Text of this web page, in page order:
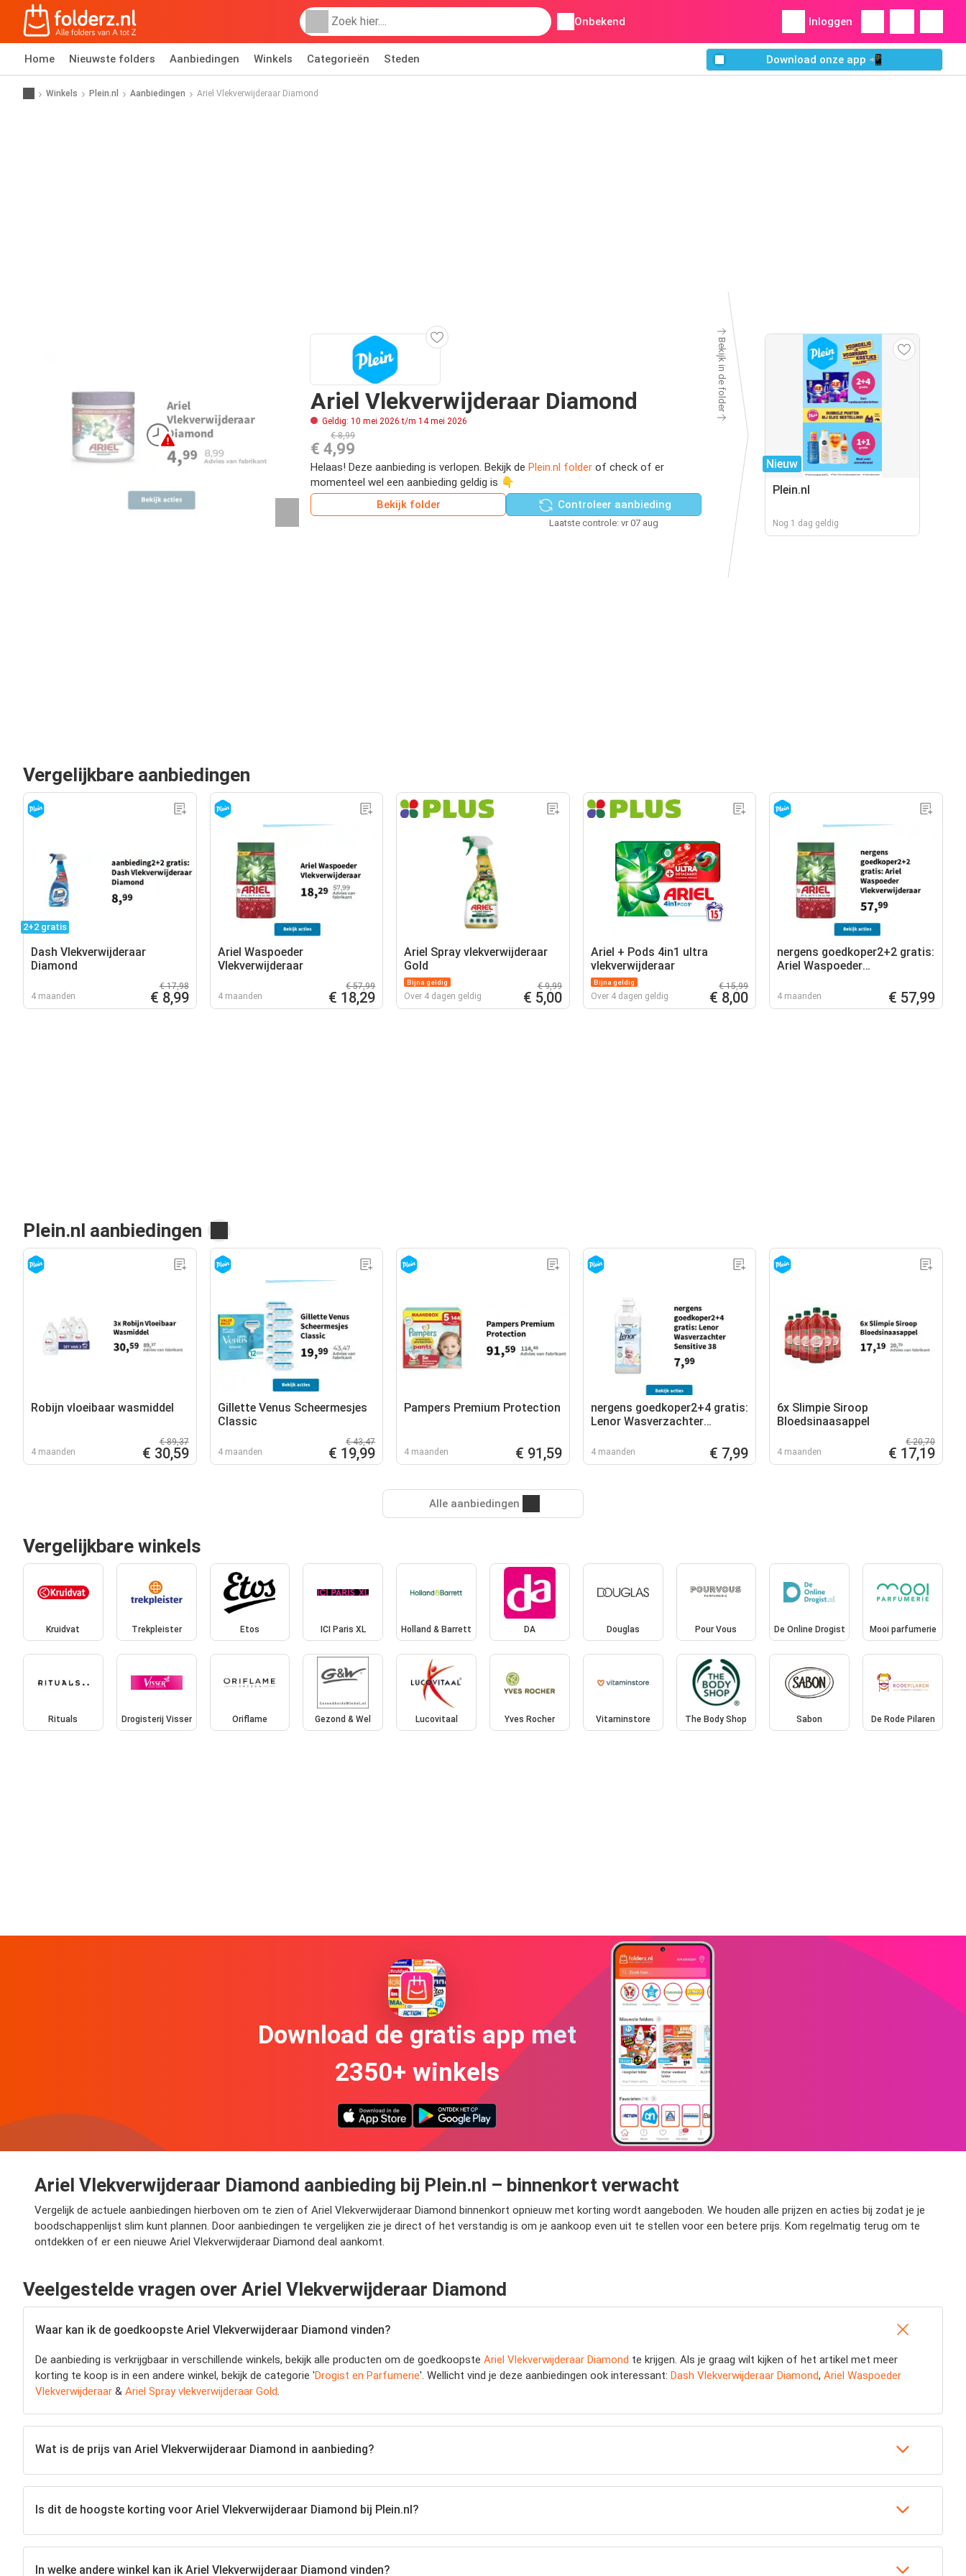
Onbekend Inloggen
Home Nieuwste folders Aanbiedingen Winkels Categorieën Steden Download onze app 📲
Winkels Plein.nl Aanbiedingen Ariel Vlekverwijderaar Diamond
Ariel Vlekverwijderaar Diamond
Geldig: 10 mei 2026 t/m 14 mei 2026
€ 8,99
€ 4,99
Helaas! Deze aanbieding is verlopen. Bekijk de Plein.nl folder of check of er
momenteel wel een aanbieding geldig is 👇
Bekijk folder
Controleer aanbieding
Laatste controle: vr 07 aug
Bekijk in de folder
Nieuw
Plein.nl
Nog 1 dag geldig
Vergelijkbare aanbiedingen
2+2 gratis
Dash Vlekverwijderaar
Diamond
4 maanden
€ 17,98
€ 8,99
Ariel Waspoeder
Vlekverwijderaar
4 maanden
€ 57,99
€ 18,29
Ariel Spray vlekverwijderaar
Gold
Bijna geldig
Over 4 dagen geldig
€ 9,99
€ 5,00
Ariel + Pods 4in1 ultra
vlekverwijderaar
Bijna geldig
Over 4 dagen geldig
€ 15,99
€ 8,00
nergens goedkoper2+2 gratis:
Ariel Waspoeder
4 maanden € 57,99
Plein.nl aanbiedingen
Robijn vloeibaar wasmiddel
4 maanden
€ 89,37
€ 30,59
Gillette Venus Scheermesjes
Classic
4 maanden
€ 43,47
€ 19,99
Pampers Premium Protection
4 maanden € 91,59
nergens goedkoper2+4 gratis:
Lenor Wasverzachter
4 maanden € 7,99
6x Slimpie Siroop
Bloedsinaasappel
4 maanden
€ 20,70
€ 17,19
Alle aanbiedingen
Vergelijkbare winkels
Kruidvat Trekpleister Etos ICI Paris XL Holland & Barrett DA Douglas Pour Vous De Online Drogist Mooi parfumerie
Rituals Drogisterij Visser Oriflame Gezond & Wel Lucovitaal Yves Rocher Vitaminstore The Body Shop Sabon De Rode Pilaren
Download de gratis app met
2350+ winkels
Ariel Vlekverwijderaar Diamond aanbieding bij Plein.nl – binnenkort verwacht
Vergelijk de actuele aanbiedingen hierboven om te zien of Ariel Vlekverwijderaar Diamond binnenkort opnieuw met korting wordt aangeboden. We houden alle prijzen en acties bij zodat je je
boodschappenlijst slim kunt plannen. Door aanbiedingen te vergelijken zie je direct of het verstandig is om je aankoop even uit te stellen voor een betere prijs. Kom regelmatig terug om te
ontdekken of er een nieuwe Ariel Vlekverwijderaar Diamond deal aankomt.
Veelgestelde vragen over Ariel Vlekverwijderaar Diamond
Waar kan ik de goedkoopste Ariel Vlekverwijderaar Diamond vinden?
De aanbieding is verkrijgbaar in verschillende winkels, bekijk alle producten om de goedkoopste Ariel Vlekverwijderaar Diamond te krijgen. Als je graag wilt kijken of het artikel met meer
korting te koop is in een andere winkel, bekijk de categorie 'Drogist en Parfumerie'. Wellicht vind je deze aanbiedingen ook interessant: Dash Vlekverwijderaar Diamond, Ariel Waspoeder
Vlekverwijderaar & Ariel Spray vlekverwijderaar Gold.
Wat is de prijs van Ariel Vlekverwijderaar Diamond in aanbieding?
Is dit de hoogste korting voor Ariel Vlekverwijderaar Diamond bij Plein.nl?
In welke andere winkel kan ik Ariel Vlekverwijderaar Diamond vinden?